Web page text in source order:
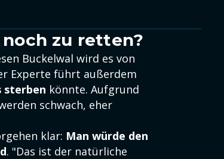
zu retten?
Buckelwal wird es von
Experte führt außerdem
sterben könnte. Aufgrund
schwach, eher
klar: Man würde den
. "Das ist der natürliche